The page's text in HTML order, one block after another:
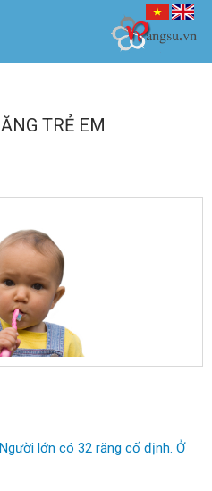
TRẺ EM
lớn có 32 răng cố định. Ở